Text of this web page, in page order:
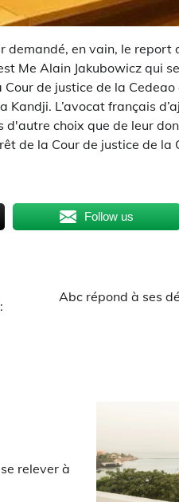
demandé, en vain, le
Me Alain Jakubowicz qui
de justice de la
L’avocat français
d'autre choix que de leur
de la Cour de justice de la
Follow us
Abc répond à ses
relever à